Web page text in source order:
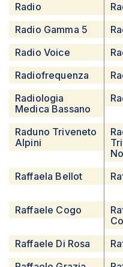
Radio
Radio Gamma 5
Radio Voice
Radiofrequenza
Radiologia
Medica Bassano
Raduno Triveneto
Alpini
Raffaela Bellot
Raffaele Cogo
Raffaele Di Rosa